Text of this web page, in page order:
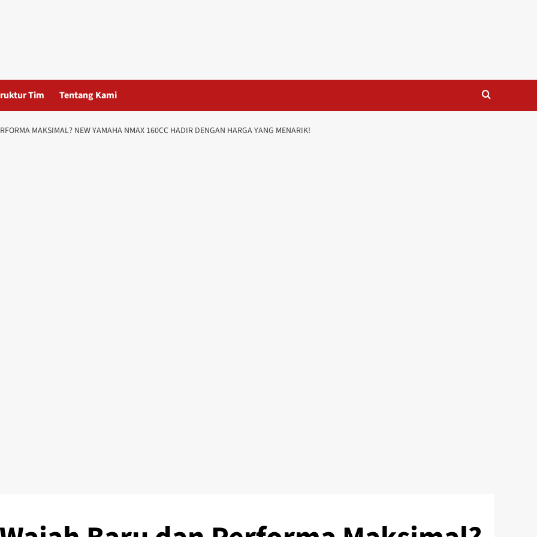
Tim Tentang Kami
MAKSIMAL? NEW YAMAHA NMAX 160CC HADIR DENGAN HARGA YANG MENARIK!